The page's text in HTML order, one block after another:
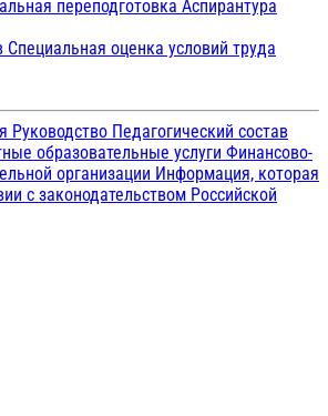
переподготовка Аспирантура
Специальная оценка условий труда
Руководство Педагогический состав
образовательные услуги Финансово-
организации Информация, которая
с законодательством Российской